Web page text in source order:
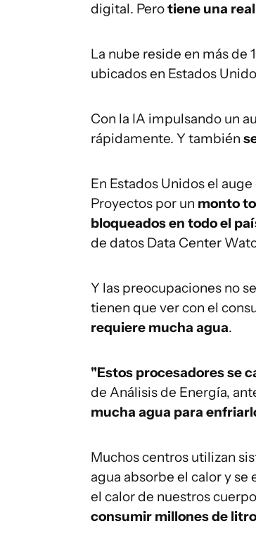
digital. Perotiene una
La nube reside en más de
ubicados en Estados
Con la IA impulsando un
rápidamente. Y también
En Estados Unidos el
Proyectos por un monto
bloqueados en todo el
de datos Data Center
Y las preocupaciones no
tienen que ver con el
requiere mucha agua.
"Estos procesadores se
de Análisis de Energía,
mucha agua para
Muchos centros utilizan
agua absorbe el calor y
el calor de nuestros
consumir millones de